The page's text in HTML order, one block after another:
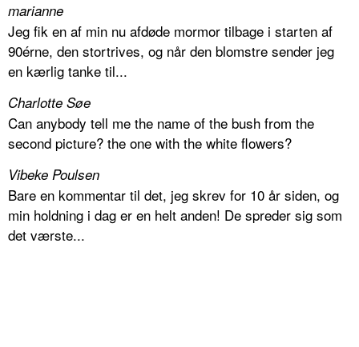
marianne
Jeg fik en af min nu afdøde mormor tilbage i starten af
90érne, den stortrives, og når den blomstre sender jeg
en kærlig tanke til...
Charlotte Søe
Can anybody tell me the name of the bush from the
second picture? the one with the white flowers?
Vibeke Poulsen
Bare en kommentar til det, jeg skrev for 10 år siden, og
min holdning i dag er en helt anden! De spreder sig som
det værste...